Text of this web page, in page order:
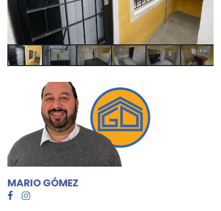
MARIO GÓMEZ